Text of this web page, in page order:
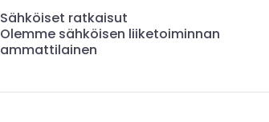
Sähköiset ratkaisut
Olemme sähköisen liiketoiminnan
ammattilainen